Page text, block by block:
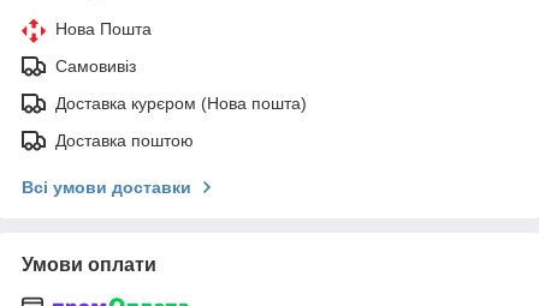
Нова Пошта
Самовивіз
Доставка курєром (Нова пошта)
Доставка поштою
Всі умови доставки
Умови оплати